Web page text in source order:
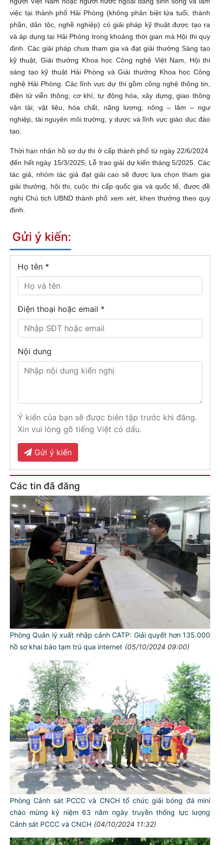
việc tại thành phố Hải Phòng (không phân biệt lứa tuổi, thành
phần, dân tộc, nghề nghiệp) có giải pháp kỹ thuật được tạo ra
và áp dụng tại Hải Phòng trong khoảng thời gian mà Hội thi quy
định. Các giải pháp chưa tham gia và đạt giải thưởng Sáng tạo
kỹ thuật, Giải thưởng Khoa học Công nghệ Việt Nam, Hội thi
sáng tạo kỹ thuật Hải Phòng và Giải thưởng Khoa học Công
nghệ Hải Phòng. Các lĩnh vực dự thi gồm công nghệ thông tin,
điện tử viễn thông; cơ khí, tự động hóa, xây dựng, giao thông
vận tải; vật liệu, hóa chất, năng lượng; nông – lâm – ngư
nghiệp, tài nguyên môi trường; y dược và lĩnh vực giáo dục đào
tạo.
Thời hạn nhận hồ sơ dự thi ở cấp thành phố từ ngày 22/6/2024
đến hết ngày 15/3/2025; Lễ trao giải dự kiến tháng 5/2025. Các
tác giả, nhóm tác giả đạt giải cao sẽ được lựa chọn tham gia
giải thưởng, hội thi, cuộc thi cấp quốc gia và quốc tế, được đề
nghị Chủ tịch UBND thành phố xem xét, khen thưởng theo quy
định.
Gửi ý kiến:
Họ tên *
Điện thoại hoặc email *
Nội dung
Ý kiến của bạn sẽ được biên tập trước khi đăng.
Xin vui lòng gõ tiếng Việt có dấu.
Gửi ý kiến
Các tin đã đăng
Phòng Quản lý xuất nhập cảnh CATP: Giải quyết hơn 135.000
hồ sơ khai báo tạm trú qua internet (05/10/2024 09:00)
Phòng Cảnh sát PCCC và CNCH tổ chức giải bóng đá mini
chào mừng kỷ niệm 63 năm ngày truyền thống lực lượng
Cảnh sát PCCC và CNCH (04/10/2024 11:32)